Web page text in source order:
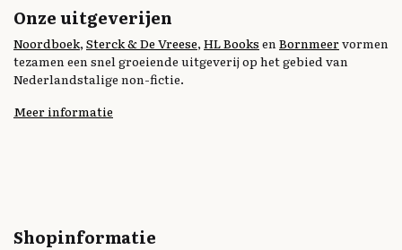
Onze uitgeverijen
Noordboek, Sterck & De Vreese, HL Books enBornmeervormen
tezamen een snel groeiende uitgeverij op het gebied van
Nederlandstalige non-fictie.
Meer informatie
Shopinformatie